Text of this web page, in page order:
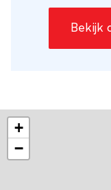
Bekijk
+
−